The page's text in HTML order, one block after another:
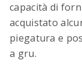
capacità di
acquistato
piegatura e
a gru.